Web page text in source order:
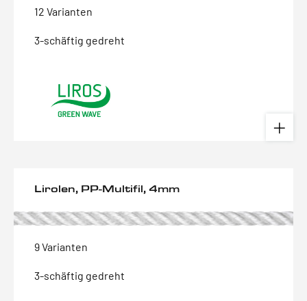
12 Varianten
3-schäftig gedreht
Lirolen, PP-Multifil, 4mm
9 Varianten
3-schäftig gedreht